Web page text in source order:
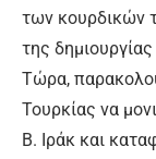
των κουρδικών
της
Τώρα,
Τουρκίας να
Β. Ιράκ και